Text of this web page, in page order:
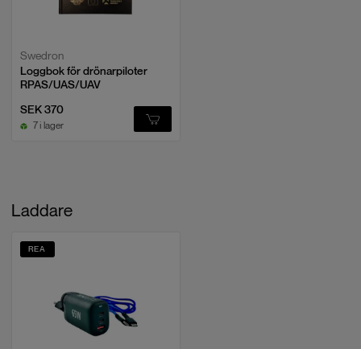
Swedron
Loggbok för drönarpiloter
RPAS/UAS/UAV
SEK 370
7 i lager
Laddare
REA